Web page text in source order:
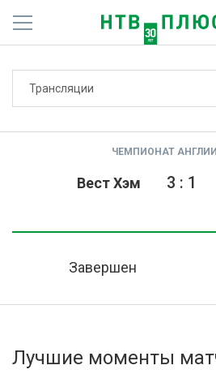
Активировать промокод
Трансляции
ЧЕМПИОНАТ
Вест Хэм 3 : 1
Завершен
Лучшие моменты